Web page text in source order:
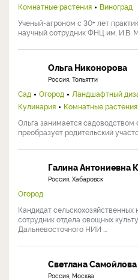
Комнатные растения
Виноград
Ученый-агроном с 30+ лет
научный сотрудник ФНЦ им. И.В.
Ольга Никонорова
Россия, Тольятти
Сад Огород Ландшафтный
Кулинария
Комнатные растения
Ольга занимается садоводством
преобразует родительский
Галина Антониевна
Россия, Хабаровск
Огород
Кандидат
сотрудник отдела овощных
Дальневосточного НИИ ...
Светлана Самойлова
Россия, Москва